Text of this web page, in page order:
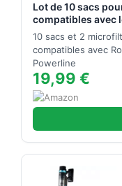
Lot de 10 sacs
compatibles avec
Powerline des
10 sacs et 2
compatibles avec
Powerline
19,99 €